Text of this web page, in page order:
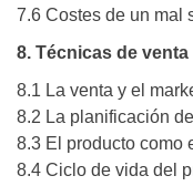
7.6 Costes de un mal
8. Técnicas de
8.1 La venta y el
8.2 La planificación
8.3 El producto como
8.4 Ciclo de vida del